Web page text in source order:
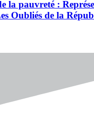
la pauvreté :
Oubliés de la